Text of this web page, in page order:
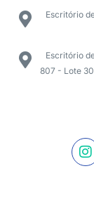
Escritório
Escritório
807 - Lote